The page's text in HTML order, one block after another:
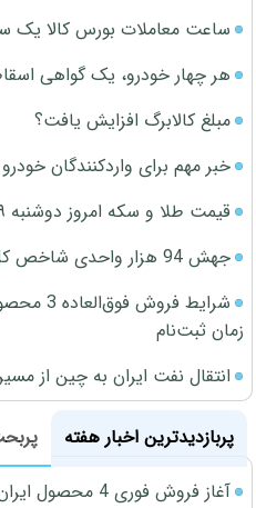
ساعت معاملات بورس کالا یک
هر چهار خودرو، یک گواهی
مبلغ کالابرگ افزایش یافت؟
خبر مهم برای واردکنندگان خودرو
قیمت طلا و سکه امروز دوشنبه ۱۹ مرداد ۱۴۰۵
جهش 94 هزار واحدی شاخص کل بورس امروز
شرایط
زمان ثبت‌نام
انتقال نفت ایران به چین از
پربازدیدترین اخبار هفته
آغاز فروش فوری 4 محصول ایران خودرو در نمایندگی‌ها